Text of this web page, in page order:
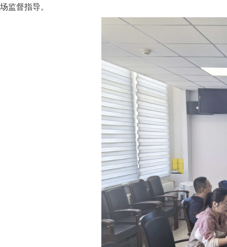
场监督指导。